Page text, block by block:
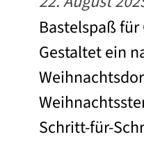
Bastelspaß
Gestaltet ein
Schritt-für-